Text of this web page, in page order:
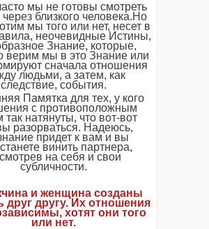
мы не готовы смотреть
близкого человека.Но
мы того или нет, несет в
неочевидные Истины,
Знание, которые,
верим мы в это Знание или
сначала отношения
людьми, а затем, как
следствие, события.
Памятка для тех, у кого
с противоположным
так натянуты, что вот-вот
разорваться. Надеюсь,
придет к вам и вы
винить партнера,
на себя и свои
субличности.
и женщина созданы
друг другу. Их отношения
хотят они того
или нет.